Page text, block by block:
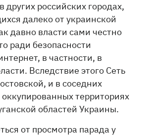
других российских городах,
далеко от украинской
давно власти сами честно
ради безопасности
в частности, в
Вследствие этого Сеть
и в соседних
оккупированных территориях
областей Украины.
от просмотра парада у